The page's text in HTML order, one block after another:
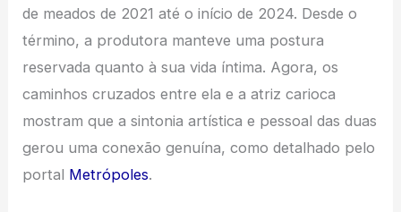
de meados de 2021 até o início de 2024. Desde o
término, a produtora manteve uma postura
reservada quanto à sua vida íntima. Agora, os
caminhos cruzados entre ela e a atriz carioca
mostram que a sintonia artística e pessoal das duas
gerou uma conexão genuína, como detalhado pelo
portal Metrópoles.